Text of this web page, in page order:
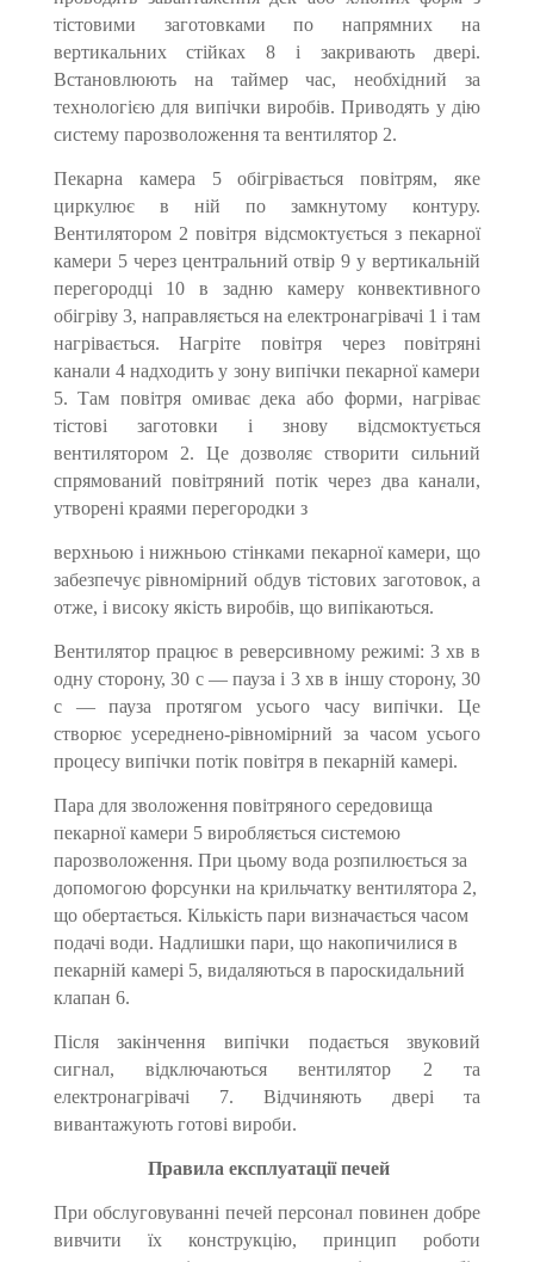
тістовими заготовками по напрямних на
вертикальних стійках 8 і закривають двері.
Встановлюють на таймер час, необхідний за
технологією для випічки виробів. Приводять у дію
систему парозволоження та вентилятор 2.
Пекарна камера 5 обігрівається повітрям, яке
циркулює в ній по замкнутому контуру.
Вентилятором 2 повітря відсмоктується з пекарної
камери 5 через центральний отвір 9 у вертикальній
перегородці 10 в задню камеру конвективного
обігріву 3, направляється на електронагрівачі 1 і там
нагрівається. Нагріте повітря через повітряні
канали 4 надходить у зону випічки пекарної камери
5. Там повітря омиває дека або форми, нагріває
тістові заготовки і знову відсмоктується
вентилятором 2. Це дозволяє створити сильний
спрямований повітряний потік через два канали,
утворені краями перегородки з
верхньою і нижньою стінками пекарної камери, що
забезпечує рівномірний обдув тістових заготовок, а
отже, і високу якість виробів, що випікаються.
Вентилятор працює в реверсивному режимі: 3 хв в
одну сторону, 30 с — пауза і 3 хв в іншу сторону, 30
с — пауза протягом усього часу випічки. Це
створює усереднено-рівномірний за часом усього
процесу випічки потік повітря в пекарній камері.
Пара для зволоження повітряного середовища
пекарної камери 5 виробляється системою
парозволоження. При цьому вода розпилюється за
допомогою форсунки на крильчатку вентилятора 2,
що обертається. Кількість пари визначається часом
подачі води. Надлишки пари, що накопичилися в
пекарній камері 5, видаляються в пароскидальний
клапан 6.
Після закінчення випічки подається звуковий
сигнал, відключаються вентилятор 2 та
електронагрівачі 7. Відчиняють двері та
вивантажують готові вироби.
Правила експлуатації печей
При обслуговуванні печей персонал повинен добре
вивчити їх конструкцію, принцип роботи